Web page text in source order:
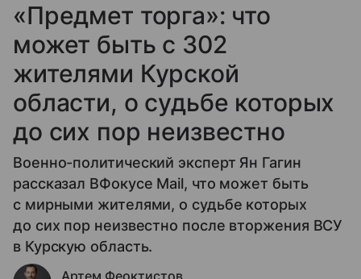
«Предмет торга»: что
может быть с 302
жителями Курской
области, о судьбе которых
до сих пор неизвестно
Военно-политический эксперт Ян Гагин
рассказал ВФокусе Mail, что может быть
с мирными жителями, о судьбе которых
до сих пор неизвестно после вторжения ВСУ
в Курскую область.